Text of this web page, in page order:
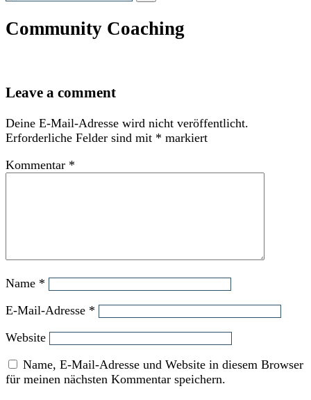
Community Coaching
Leave a comment
Deine E-Mail-Adresse wird nicht veröffentlicht.
Erforderliche Felder sind mit * markiert
Kommentar *
Name *
E-Mail-Adresse *
Website
Name, E-Mail-Adresse und Website in diesem Browser
für meinen nächsten Kommentar speichern.